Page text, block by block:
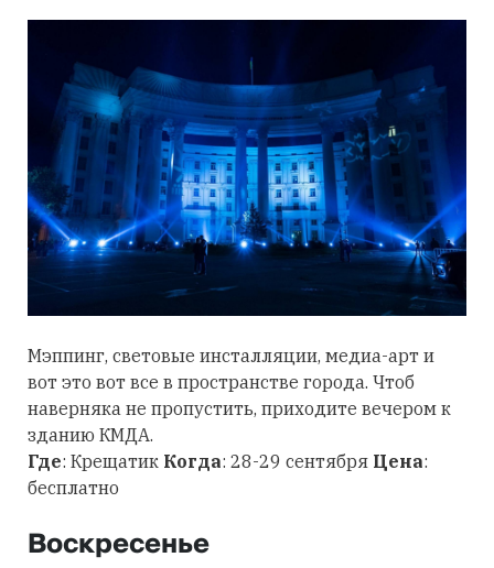
Мэппинг, световые инсталляции, медиа-арт и
вот это вот все в пространстве города. Чтоб
наверняка не пропустить, приходите вечером к
зданию КМДА.
Где: Крещатик Когда: 28-29 сентября Цена:
бесплатно
Воскресенье